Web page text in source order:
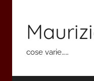
contenuto
cose varie……